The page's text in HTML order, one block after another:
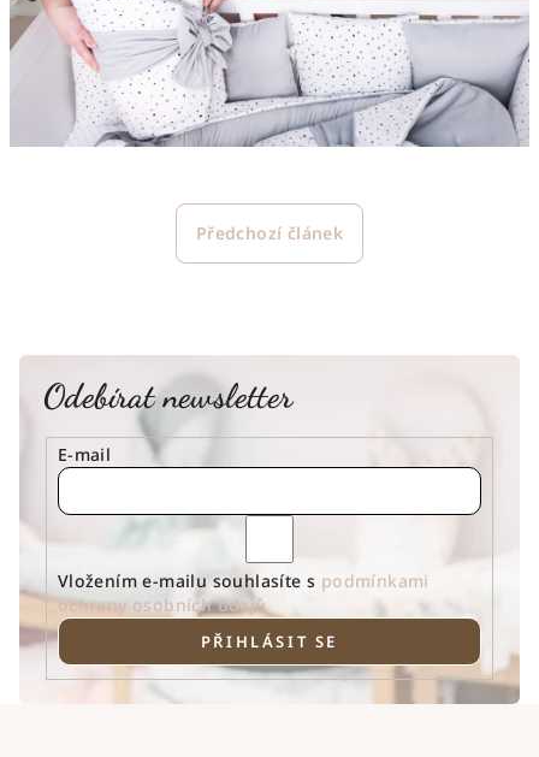
Předchozí článek
Odebírat newsletter
E-mail
Vložením e-mailu souhlasíte s podmínkami
ochrany osobních údajů
PŘIHLÁSIT SE